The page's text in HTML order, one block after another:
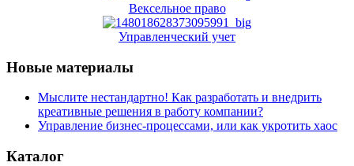
Вексельное право
Управленческий учет
Новые материалы
Мыслите нестандартно! Как разработать и внедрить
креативные решения в работу компании?
Управление бизнес-процессами, или как укротить хаос
Каталог